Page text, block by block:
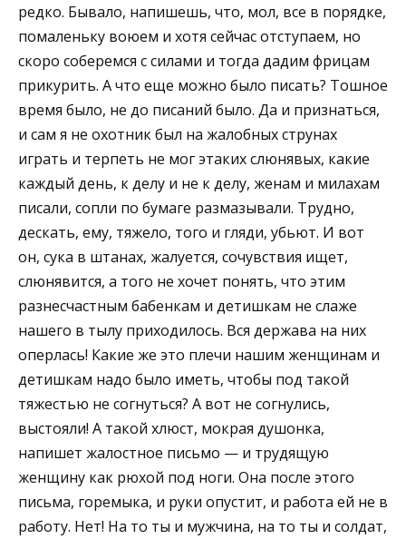
редко. Бывало, напишешь, что, мол, все в порядке,
помаленьку воюем и хотя сейчас отступаем, но
скоро соберемся с силами и тогда дадим фрицам
прикурить. А что еще можно было писать? Тошное
время было, не до писаний было. Да и признаться,
и сам я не охотник был на жалобных струнах
играть и терпеть не мог этаких слюнявых, какие
каждый день, к делу и не к делу, женам и милахам
писали, сопли по бумаге размазывали. Трудно,
дескать, ему, тяжело, того и гляди, убьют. И вот
он, сука в штанах, жалуется, сочувствия ищет,
слюнявится, а того не хочет понять, что этим
разнесчастным бабенкам и детишкам не слаже
нашего в тылу приходилось. Вся держава на них
оперлась! Какие же это плечи нашим женщинам и
детишкам надо было иметь, чтобы под такой
тяжестью не согнуться? А вот не согнулись,
выстояли! А такой хлюст, мокрая душонка,
напишет жалостное письмо — и трудящую
женщину как рюхой под ноги. Она после этого
письма, горемыка, и руки опустит, и работа ей не в
работу. Нет! На то ты и мужчина, на то ты и солдат,